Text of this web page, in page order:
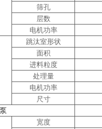
筛孔
层数
电机功率
跳汰室形状
面积
进料粒度
处理量
电机功率
尺寸
宽度